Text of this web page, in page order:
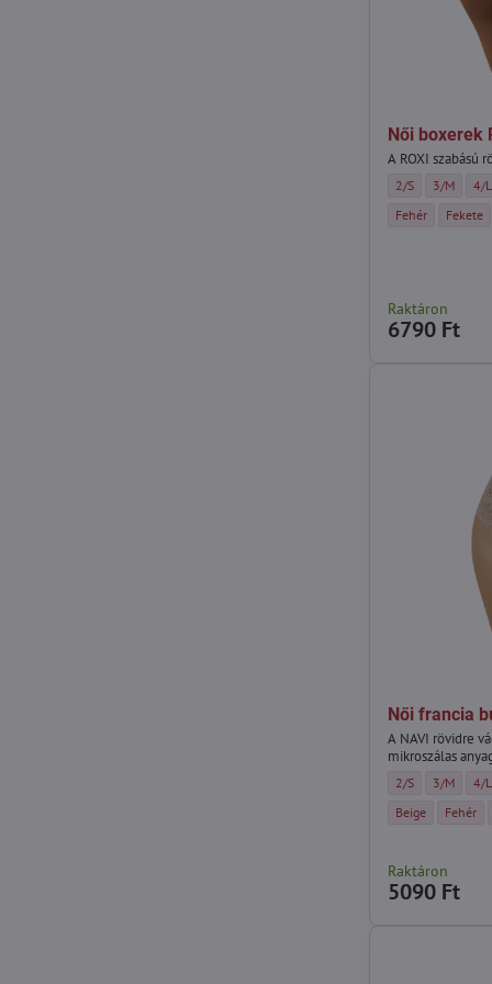
Női boxerek
A ROXI szabású
Női boxerek ROXI
2/S Női
3/M
4/L
Női boxerek ROXI
Fehér Női
Fekete
Raktáron
6790 Ft
Női francia
A NAVI rövidre
mikroszálas
Női francia bugyi
2/S Női
3/M 4/L
Női francia bugyi
Beige Női
Fehér
Raktáron
5090 Ft